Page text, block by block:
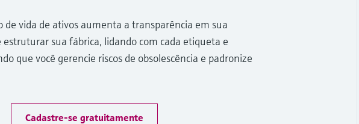
de vida de ativos aumenta a transparência em sua
sua fábrica, lidando com cada etiqueta e
que você gerencie riscos de obsolescência e padronize
Cadastre-se gratuitamente